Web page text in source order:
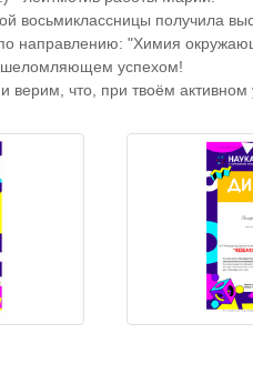
восьмиклассницы получила
направлению: "Химия
успехом!
что, при твоём активном